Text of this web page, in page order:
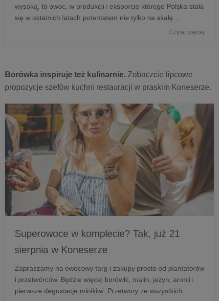
wysoką, to owoc, w produkcji i eksporcie którego Polska stała
się w ostatnich latach potentatem nie tylko na skalę
europejską, lecz również światową. Coraz większa
kategorii superżywności (superfood)- z uwagi na wyjątkowe
walory odżywcze i zdrowotne.
Czytaj więcej
Borówka inspiruje też kulinarnie. Zobaczcie lipcowe
propozycje szefów kuchni restauracji w praskim Koneserze.
Superowoce w komplecie? Tak, już 21
sierpnia w Koneserze
Zapraszamy na owocowy targ i zakupy prosto od plantatorów
i przetwórców. Będzie więcej borówki, malin, jeżyn, aronii i
pierwsze degustacje minikiwi. Przetwory ze wszystkich